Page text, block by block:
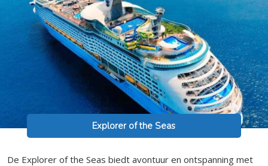
Explorer of the Seas
De Explorer of the Seas biedt avontuur en ontspanning met